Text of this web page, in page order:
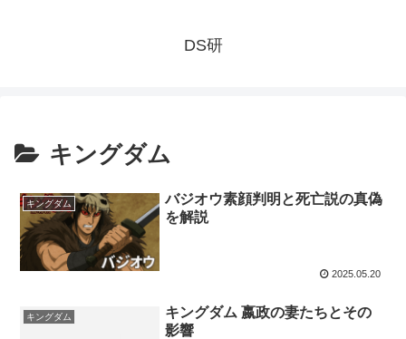
DS研
キングダム
キングダム
バジオウ素顔判明と死亡説の真偽
を解説
2025.05.20
キングダム
キングダム 嬴政の妻たちとその
影響